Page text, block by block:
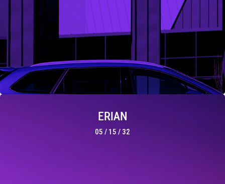
· Radio neutras, sin interferencias.
· 3 tonalidades a elegir.
· Rechazan el 99,9% de Ultravioletas.
·Seguridad pasiva frente a roturas.
ERIAN
05 / 15 / 32